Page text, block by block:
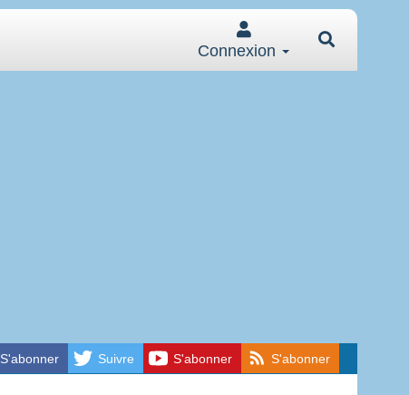
Connexion
S'abonner Suivre S'abonner S'abonner